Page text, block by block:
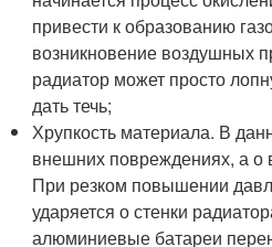
привести к образованию
возникновение воздушных
радиатор может просто
дать течь;
Хрупкость материала. В
внешних повреждениях, а о
При резком повышении
ударяется о стенки
алюминиевые батареи